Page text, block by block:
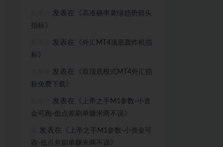
发表在《 高准确率黄绿趋势箭头
指标 》
发表在《 外汇MT4顶底轰炸机指
标 》
发表在《 双顶底模式MT4外汇指
标免费下载 》
发表在《
上帝之手M1参数-小资
金可跑-低点差刷单赚米两不误 》
发表在《
上帝之手M1参数-小资金可
跑-低点差刷单赚米两不误 》